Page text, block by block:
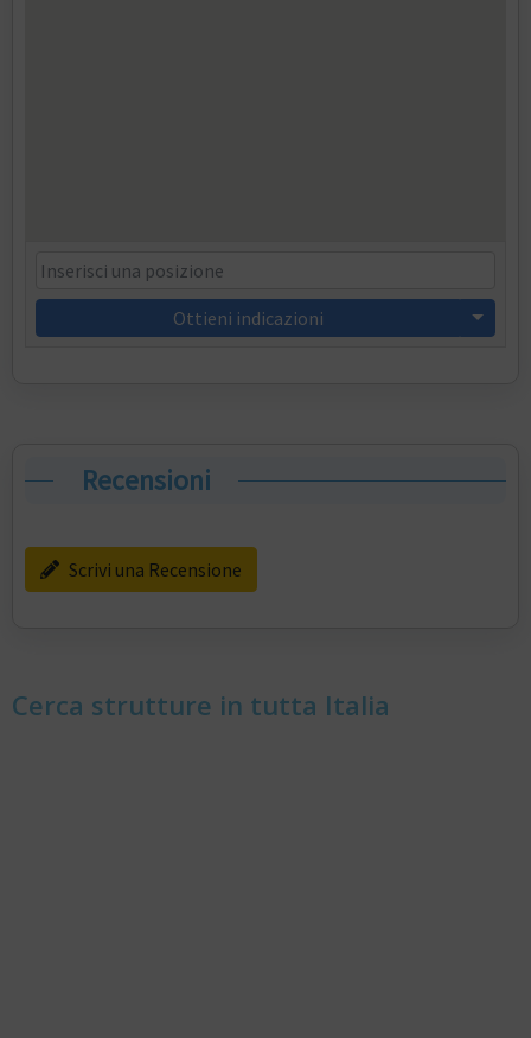
Ottieni indicazioni
Recensioni
Scrivi una Recensione
Cerca strutture in tutta Italia